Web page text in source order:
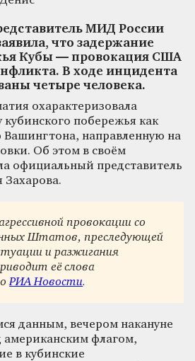
МИД России
что задержание
Кубы — провокация США
В ходе инцидента
четыре человека.
охарактеризовала
кубинского побережья как
направленную на
Об этом в своём
официальный представитель
провокации со
Штатов, преследующей
и разжигания
её слова
РИА Новости.
данным, вечером накануне
флагом,
в кубинские